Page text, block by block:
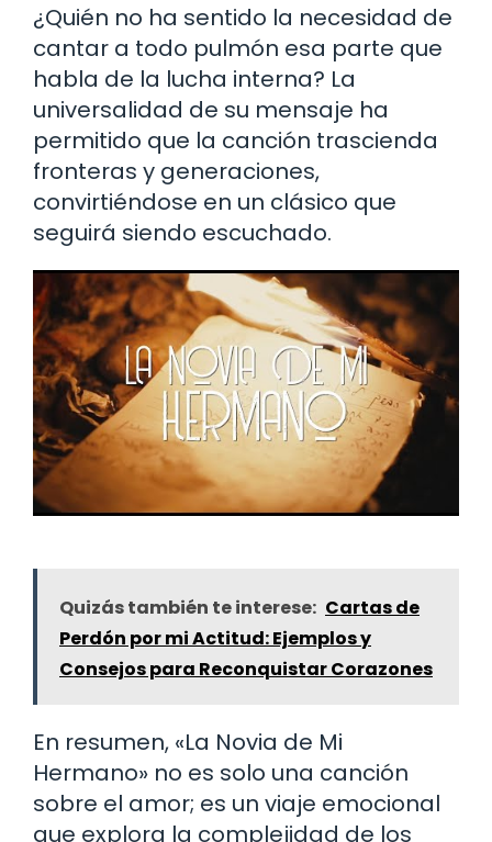
¿Quién no ha sentido la necesidad de
cantar a todo pulmón esa parte que
habla de la lucha interna? La
universalidad de su mensaje ha
permitido que la canción trascienda
fronteras y generaciones,
convirtiéndose en un clásico que
seguirá siendo escuchado.
Quizás también te interese: Cartas de
Perdón por mi Actitud: Ejemplos y
Consejos para Reconquistar Corazones
En resumen, «La Novia de Mi
Hermano» no es solo una canción
sobre el amor; es un viaje emocional
que explora la complejidad de los